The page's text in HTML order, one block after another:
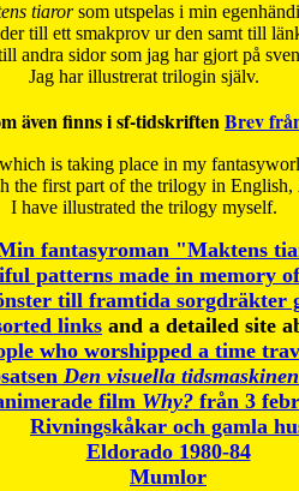
tiarorsom utspelas i min
till ett smakprov ur den samt till
andra sidor som jag har gjort på
Jag har illustrerat trilogin själv.
även finns i sf-tidskriftenBrev
is taking place in my
the first part of the trilogy in English,
I have illustrated the trilogy myself.
fantasyroman "Maktens
patterns made in memory
till framtida sorgdräkter
links and a detailed site
who worshipped a time
Den visuella tidsmaskinen
film Why?från 3
Rivningskåkar och gamla
Eldorado 1980-84
Mumlor